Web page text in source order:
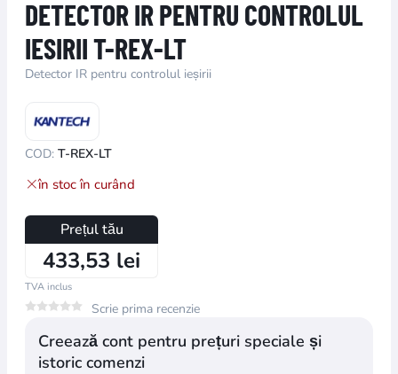
DETECTOR IR PENTRU CONTROLUL
IESIRII T-REX-LT
Detector IR pentru controlul ieșirii
COD: T-REX-LT
în stoc în curând
Prețul tău
433,53 lei
TVA inclus
Scrie prima recenzie
Creează cont pentru prețuri speciale și
istoric comenzi